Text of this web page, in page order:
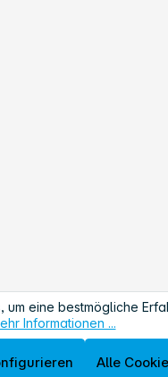
eine bestmögliche
Informationen ...
Alle